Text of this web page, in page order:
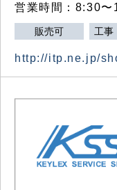
営業時間：8:30〜
販売可 工事
http://itp.ne.jp/